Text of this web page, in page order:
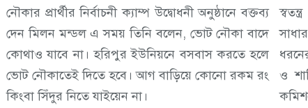
নৌকার প্রার্থীর নির্বাচনী ক্যাম্প উদ্বোধনী অনুষ্ঠানে বক্তব্য
দেন মিলন মন্ডল এ সময় তিনি বলেন, ভোট নৌকা বাদে
কোথাও যাবে না। হরিপুর ইউনিয়নে বসবাস করতে হলে
ভোট নৌকাতেই দিতে হবে। আগ বাড়িয়ে কোনো রকম রং
কিংবা সিঁদুর নিতে যাইয়েন না।
ও